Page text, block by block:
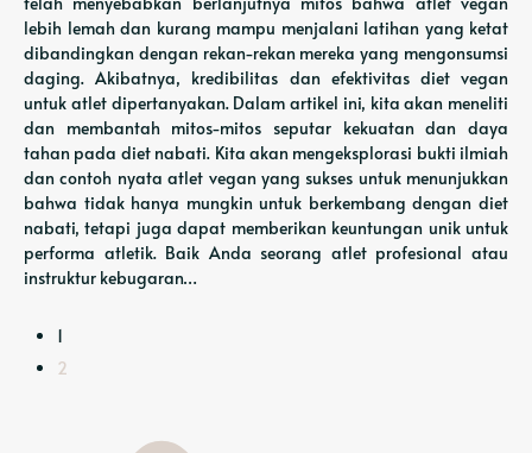
lebih lemah dan kurang mampu menjalani latihan yang ketat
dibandingkan dengan rekan-rekan mereka yang mengonsumsi
daging. Akibatnya, kredibilitas dan efektivitas diet vegan
untuk atlet dipertanyakan. Dalam artikel ini, kita akan meneliti
dan membantah mitos-mitos seputar kekuatan dan daya
tahan pada diet nabati. Kita akan mengeksplorasi bukti ilmiah
dan contoh nyata atlet vegan yang sukses untuk menunjukkan
bahwa tidak hanya mungkin untuk berkembang dengan diet
nabati, tetapi juga dapat memberikan keuntungan unik untuk
performa atletik. Baik Anda seorang atlet profesional atau
instruktur kebugaran…
1
2